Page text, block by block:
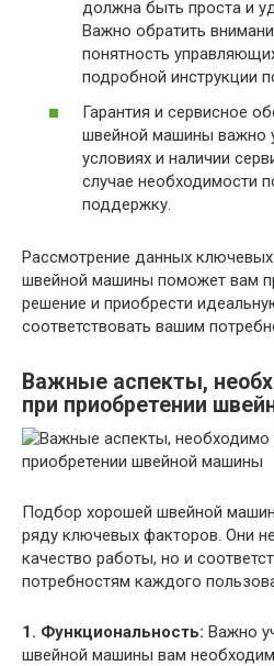
должна быть проста и
Важно обратить
понятность
подробной инструкции
Гарантия и сервисное
швейной машины важно
условиях и наличии
случае необходимости
поддержку.
Рассмотрение данных
швейной машины поможет вам
решение и приобрести
соответствовать вашим
Важные аспекты,
при приобретении
Подбор хорошей швейной
ряду ключевых факторов. Они
качество работы, но и
потребностям каждого
1. Функциональность: Важно
швейной машины вам